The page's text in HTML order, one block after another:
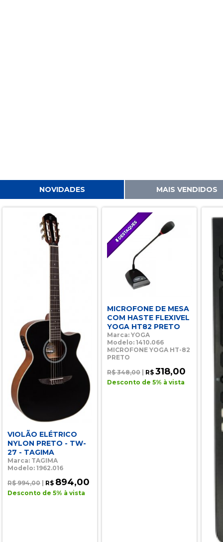
NOVIDADES MAIS VENDIDOS
VIOLÃO ELÉTRICO
NYLON PRETO - TW-
27 - TAGIMA
Marca: TAGIMA
Modelo: 1962.016
R$ 994,00
R$ 894,00
Desconto de 5% à vista
MICROFONE DE MESA
COM HASTE FLEXIVEL
YOGA HT82 PRETO
Marca: YOGA
Modelo: 1410.066
MICROFONE YOGA HT-82
PRETO
R$ 348,00
R$ 318,00
Desconto de 5% à vista